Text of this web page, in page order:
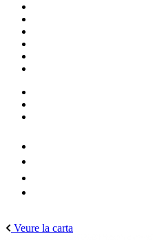
Veure la carta